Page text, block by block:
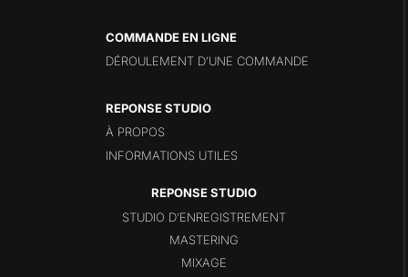
COMMANDE EN LIGNE
DÉROULEMENT D’UNE COMMANDE
REPONSE STUDIO
À PROPOS
INFORMATIONS UTILES
STUDIO D’ENREGISTREMENT
MASTERING
MIXAGE